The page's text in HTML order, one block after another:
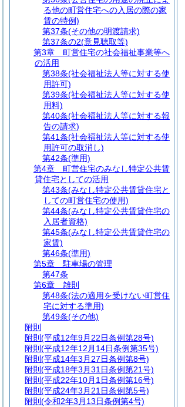
る他の町営住宅への入居の際の家
賃の特例)
第37条(その他の明渡請求)
第37条の2(意見聴取等)
第3章
町営住宅の社会福祉事業等へ
の活用
第38条(社会福祉法人等に対する使
用許可)
第39条(社会福祉法人等に対する使
用料)
第40条(社会福祉法人等に対する報
告の請求)
第41条(社会福祉法人等に対する使
用許可の取消し)
第42条(準用)
第4章
町営住宅のみなし特定公共賃
貸住宅としての活用
第43条(みなし特定公共賃貸住宅と
しての町営住宅の使用)
第44条(みなし特定公共賃貸住宅の
入居者資格)
第45条(みなし特定公共賃貸住宅の
家賃)
第46条(準用)
第5章
駐車場の管理
第47条
第6章
雑則
第48条(法の適用を受けない町営住
宅に対する準用)
第49条(その他)
附則
附則 (平成12年9月22日条例第28号)
附則 (平成12年12月14日条例第35号)
附則 (平成14年3月27日条例第8号)
附則 (平成18年3月31日条例第21号)
附則 (平成22年10月1日条例第16号)
附則 (平成24年3月21日条例第5号)
附則 (令和2年3月13日条例第4号)